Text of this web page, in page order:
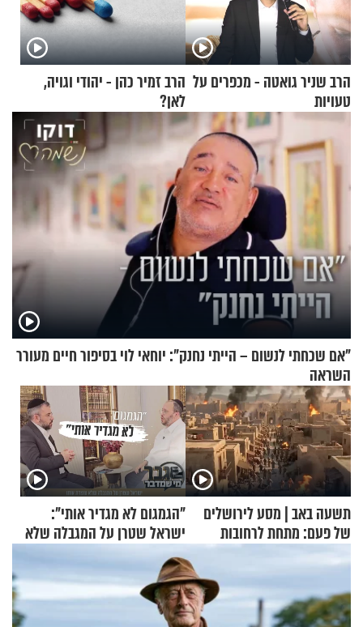
הרב שניר גואטה - מכפרים על
טעויות
הרב זמיר כהן - יהודי וגויה,
לאן?
"אם שכחתי לנשום – הייתי נחנק": יוחאי לוי בסיפור חיים מעורר
השראה
תשעה באב | מסע לירושלים
של פעם: מתחת לרחובות
ירושלים
"הגמגום לא מגדיר אותי":
ישראל שטרן על המגבלה שלא
עוצרת אותו